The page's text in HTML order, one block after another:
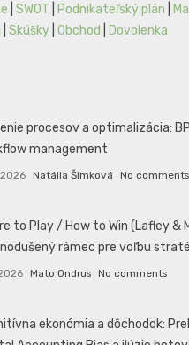
SWOT Podnikateľský plán
Skúšky Obchod Dovolenka
procesov a optimalizácia:
management
Natália Šimková No comments
to Play / How to Win (Lafley &
rámec pre voľbu
Mato Ondrus No comments
ekonómia a dôchodok: